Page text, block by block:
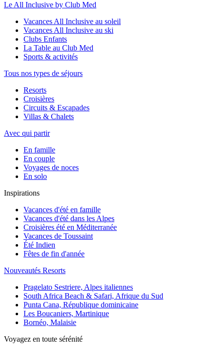
Le All Inclusive by Club Med
Vacances All Inclusive au soleil
Vacances All Inclusive au ski
Clubs Enfants
La Table au Club Med
Sports & activités
Tous nos types de séjours
Resorts
Croisières
Circuits & Escapades
Villas & Chalets
Avec qui partir
En famille
En couple
Voyages de noces
En solo
Inspirations
Vacances d'été en famille
Vacances d'été dans les Alpes
Croisières été en Méditerranée
Vacances de Toussaint
Été Indien
Fêtes de fin d'année
Nouveautés Resorts
Pragelato Sestriere, Alpes italiennes
South Africa Beach & Safari, Afrique du Sud
Punta Cana, République dominicaine
Les Boucaniers, Martinique
Bornéo, Malaisie
Voyagez en toute sérénité